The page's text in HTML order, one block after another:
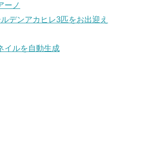
ーノ
デンアカヒレ3匹をお出迎え
イルを自動生成